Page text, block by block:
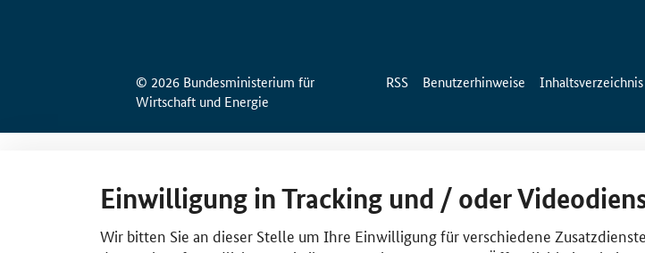
© 2026 Bundesministerium für
Wirtschaft und Energie
RSS Benutzerhinweise Inhaltsverzeichnis
Einwilligung in Tracking und / oder
Wir bitten Sie an dieser Stelle um Ihre Einwilligung für verschiedene